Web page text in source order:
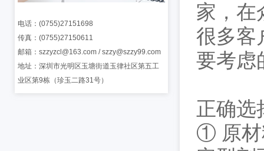
电话：(0755)27151698
传真：(0755)27150611
邮箱：szzyzcl@163.com / szzy@szzy99.com
地址：深圳市光明区玉塘街道玉律社区第五工
业区第9栋（珍玉二路31号）
家，在
很多客
要考虑
正确选
① 原材